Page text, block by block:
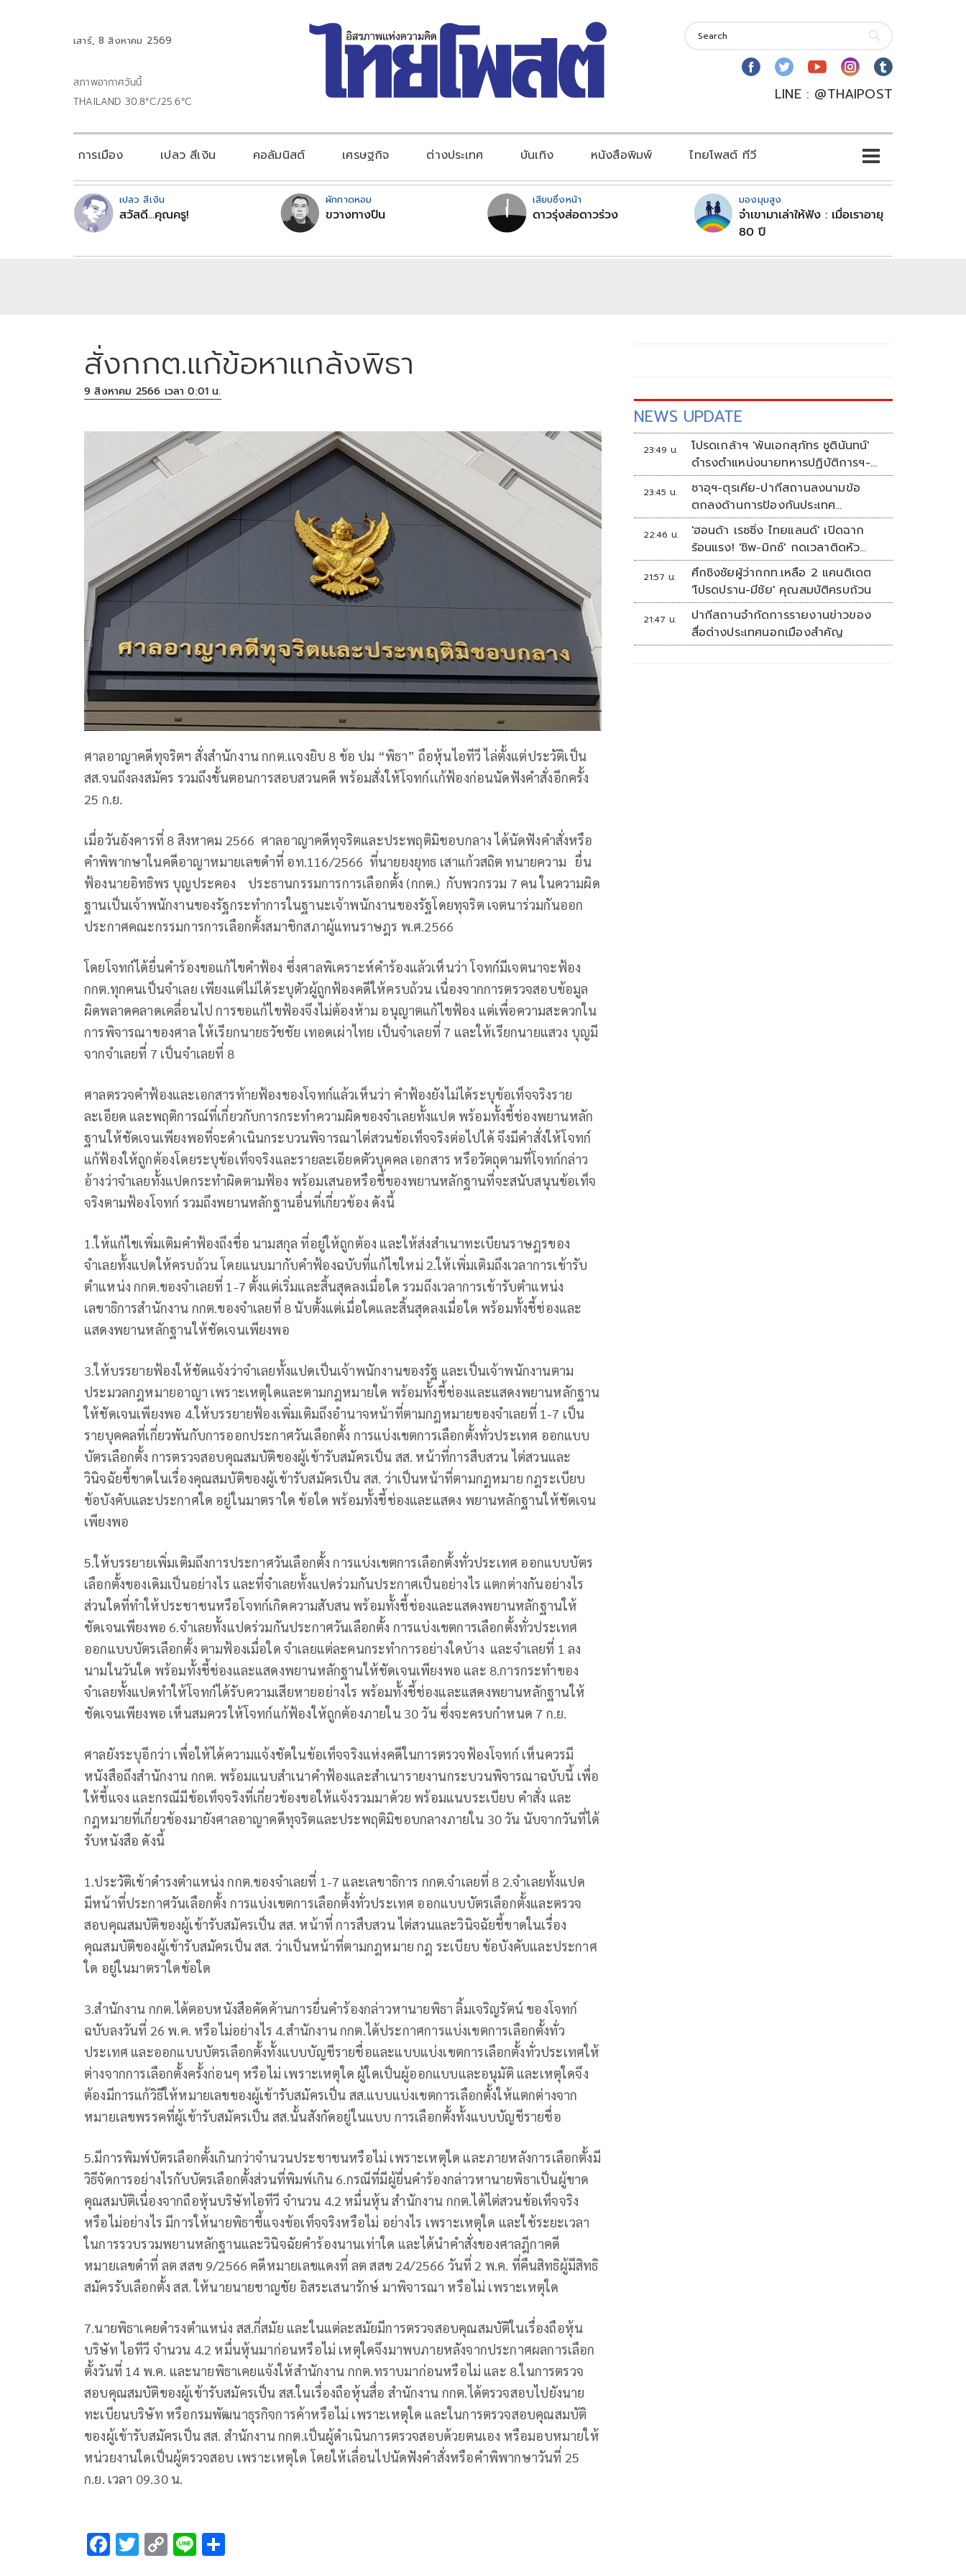
เสาร์, 8 สิงหาคม 2569
สภาพอากาศวันนี้
THAILAND 30.8°C/25.6°C
LINE : @THAIPOST
การเมือง เปลว สีเงิน คอลัมนิสต์ เศรษฐกิจ ต่างประเทศ บันเทิง หนังสือพิมพ์ ไทยโพสต์ ทีวี
เปลว สีเงิน
สวัสดี...คุณครู!
ผักกาดหอม
ขวางทางปืน
เสียบซึ่งหน้า
ดาวรุ่งส่อดาวร่วง
มองมุมสูง
จำเขามาเล่าให้ฟัง : เมื่อเราอายุ
80 ปี
สั่งกกต.แก้ข้อหาแกล้งพิธา
9 สิงหาคม 2566 เวลา 0:01 น.
ศาลอาญาคดีทุจริตฯ สั่งสำนักงาน กกต.เเจงยิบ 8 ข้อ ปม “พิธา” ถือหุ้นไอทีวี ไล่ตั้งแต่ประวัติเป็น
สส.จนถึงลงสมัคร รวมถึงขั้นตอนการสอบสวนคดี พร้อมสั่งให้โจทก์เเก้ฟ้องก่อนนัดฟังคำสั่งอีกครั้ง
25 ก.ย.
เมื่อวันอังคารที่ 8 สิงหาคม 2566 ศาลอาญาคดีทุจริตและประพฤติมิชอบกลาง ได้นัดฟังคำสั่งหรือ
คำพิพากษาในคดีอาญาหมายเลขดำที่ อท.116/2566 ที่นายยงยุทธ เสาแก้วสถิต ทนายความ ยื่น
ฟ้องนายอิทธิพร บุญประคอง ประธานกรรมการการเลือกตั้ง (กกต.) กับพวกรวม 7 คน ในความผิด
ฐานเป็นเจ้าพนักงานของรัฐกระทำการในฐานะเจ้าพนักงานของรัฐโดยทุจริต เจตนาร่วมกันออก
ประกาศคณะกรรมการการเลือกตั้งสมาชิกสภาผู้แทนราษฎร พ.ศ.2566
โดยโจทก์ได้ยื่นคําร้องขอแก้ไขคำฟ้อง ซึ่งศาลพิเคราะห์คำร้องแล้วเห็นว่า โจทก์มีเจตนาจะฟ้อง
กกต.ทุกคนเป็นจำเลย เพียงแต่ไม่ได้ระบุตัวผู้ถูกฟ้องคดีให้ครบถ้วน เนื่องจากการตรวจสอบข้อมูล
ผิดพลาดคลาดเคลื่อนไป การขอแก้ไขฟ้องจึงไม่ต้องห้าม อนุญาตแก้ไขฟ้อง แต่เพื่อความสะดวกใน
การพิจารณาของศาล ให้เรียกนายธวัชชัย เทอดเผ่าไทย เป็นจำเลยที่ 7 และให้เรียกนายแสวง บุญมี
จากจำเลยที่ 7 เป็นจำเลยที่ 8
ศาลตรวจคำฟ้องและเอกสารท้ายฟ้องของโจทก์แล้วเห็นว่า คำฟ้องยังไม่ได้ระบุข้อเท็จจริงราย
ละเอียด และพฤติการณ์ที่เกี่ยวกับการกระทำความผิดของจำเลยทั้งแปด พร้อมทั้งชี้ช่องพยานหลัก
ฐานให้ชัดเจนเพียงพอที่จะดำเนินกระบวนพิจารณาไต่สวนข้อเท็จจริงต่อไปได้ จึงมีคำสั่งให้โจทก์
แก้ฟ้องให้ถูกต้องโดยระบุข้อเท็จจริงและรายละเอียดตัวบุคคล เอกสาร หรือวัตถุตามที่โจทก์กล่าว
อ้างว่าจำเลยทั้งแปดกระทำผิดตามฟ้อง พร้อมเสนอหรือชี้ของพยานหลักฐานที่จะสนับสนุนข้อเท็จ
จริงตามฟ้องโจทก์ รวมถึงพยานหลักฐานอื่นที่เกี่ยวข้อง ดังนี้
1.ให้แก้ไขเพิ่มเติมคำฟ้องถึงชื่อ นามสกุล ที่อยู่ให้ถูกต้อง และให้ส่งสำเนาทะเบียนราษฎรของ
จำเลยทั้งแปดให้ครบถ้วน โดยแนบมากับคำฟ้องฉบับที่แก้ไขใหม่ 2.ให้เพิ่มเติมถึงเวลาการเข้ารับ
ตำแหน่ง กกต.ของจำเลยที่ 1-7 ตั้งแต่เริ่มและสิ้นสุดลงเมื่อใด รวมถึงเวลาการเข้ารับตำแหน่ง
เลขาธิการสำนักงาน กกต.ของจำเลยที่ 8 นับตั้งแต่เมื่อใดและสิ้นสุดลงเมื่อใด พร้อมทั้งชี้ช่องและ
แสดงพยานหลักฐานให้ชัดเจนเพียงพอ
3.ให้บรรยายฟ้องให้ชัดแจ้งว่าจำเลยทั้งแปดเป็นเจ้าพนักงานของรัฐ และเป็นเจ้าพนักงานตาม
ประมวลกฎหมายอาญา เพราะเหตุใดและตามกฎหมายใด พร้อมทั้งชี้ช่องและแสดงพยานหลักฐาน
ให้ชัดเจนเพียงพอ 4.ให้บรรยายฟ้องเพิ่มเติมถึงอำนาจหน้าที่ตามกฎหมายของจำเลยที่ 1-7 เป็น
รายบุคคลที่เกี่ยวพันกับการออกประกาศวันเลือกตั้ง การแบ่งเขตการเลือกตั้งทั่วประเทศ ออกแบบ
บัตรเลือกตั้ง การตรวจสอบคุณสมบัติของผู้เข้ารับสมัครเป็น สส. หน้าที่การสืบสวน ไต่สวนและ
วินิจฉัยชี้ขาดในเรื่องคุณสมบัติของผู้เข้ารับสมัครเป็น สส. ว่าเป็นหน้าที่ตามกฎหมาย กฎระเบียบ
ข้อบังคับและประกาศใด อยู่ในมาตราใด ข้อใด พร้อมทั้งชี้ช่องและแสดง พยานหลักฐานให้ชัดเจน
เพียงพอ
5.ให้บรรยายเพิ่มเติมถึงการประกาศวันเลือกตั้ง การแบ่งเขตการเลือกตั้งทั่วประเทศ ออกแบบบัตร
เลือกตั้งของเดิมเป็นอย่างไร และที่จำเลยทั้งแปดร่วมกันประกาศเป็นอย่างไร แตกต่างกันอย่างไร
ส่วนใดที่ทำให้ประชาชนหรือโจทก์เกิดความสับสน พร้อมทั้งชี้ช่องและแสดงพยานหลักฐานให้
ชัดเจนเพียงพอ 6.จำเลยทั้งแปดร่วมกันประกาศวันเลือกตั้ง การแบ่งเขตการเลือกตั้งทั่วประเทศ
ออกแบบบัตรเลือกตั้ง ตามฟ้องเมื่อใด จำเลยแต่ละคนกระทำการอย่างใดบ้าง และจำเลยที่ 1 ลง
นามในวันใด พร้อมทั้งชี้ช่องและแสดงพยานหลักฐานให้ชัดเจนเพียงพอ และ 8.การกระทำของ
จำเลยทั้งแปดทำให้โจทก์ได้รับความเสียหายอย่างไร พร้อมทั้งชี้ช่องและแสดงพยานหลักฐานให้
ชัดเจนเพียงพอ เห็นสมควรให้โจทก์แก้ฟ้องให้ถูกต้องภายใน 30 วัน ซึ่งจะครบกำหนด 7 ก.ย.
ศาลยังระบุอีกว่า เพื่อให้ได้ความแจ้งชัดในข้อเท็จจริงแห่งคดีในการตรวจฟ้องโจทก์ เห็นควรมี
หนังสือถึงสํานักงาน กกต. พร้อมแนบสำเนาคำฟ้องและสำเนารายงานกระบวนพิจารณาฉบับนี้ เพื่อ
ให้ชี้แจง และกรณีมีข้อเท็จจริงที่เกี่ยวข้องขอให้แจ้งรวมมาด้วย พร้อมแนบระเบียบ คำสั่ง และ
กฎหมายที่เกี่ยวข้องมายังศาลอาญาคดีทุจริตและประพฤติมิชอบกลางภายใน 30 วัน นับจากวันที่ได้
รับหนังสือ ดังนี้
1.ประวัติเข้าดำรงตำแหน่ง กกต.ของจำเลยที่ 1-7 และเลขาธิการ กกต.จำเลยที่ 8 2.จำเลยทั้งแปด
มีหน้าที่ประกาศวันเลือกตั้ง การแบ่งเขตการเลือกตั้งทั่วประเทศ ออกแบบบัตรเลือกตั้งและตรวจ
สอบคุณสมบัติของผู้เข้ารับสมัครเป็น สส. หน้าที่ การสืบสวน ไต่สวนและวินิจฉัยชี้ขาดในเรื่อง
คุณสมบัติของผู้เข้ารับสมัครเป็น สส. ว่าเป็นหน้าที่ตามกฎหมาย กฎ ระเบียบ ข้อบังคับและประกาศ
ใด อยู่ในมาตราใดข้อใด
3.สํานักงาน กกต.ได้ตอบหนังสือคัดค้านการยื่นคําร้องกล่าวหานายพิธา ลิ้มเจริญรัตน์ ของโจทก์
ฉบับลงวันที่ 26 พ.ค. หรือไม่อย่างไร 4.สํานักงาน กกต.ได้ประกาศการแบ่งเขตการเลือกตั้งทั่ว
ประเทศ และออกแบบบัตรเลือกตั้งทั้งแบบบัญชีรายชื่อและแบบแบ่งเขตการเลือกตั้งทั่วประเทศให้
ต่างจากการเลือกตั้งครั้งก่อนๆ หรือไม่ เพราะเหตุใด ผู้ใดเป็นผู้ออกแบบและอนุมัติ และเหตุใดจึง
ต้องมีการแก้วิธีให้หมายเลขของผู้เข้ารับสมัครเป็น สส.แบบแบ่งเขตการเลือกตั้งให้แตกต่างจาก
หมายเลขพรรคที่ผู้เข้ารับสมัครเป็น สส.นั้นสังกัดอยู่ในแบบ การเลือกตั้งทั้งแบบบัญชีรายชื่อ
5.มีการพิมพ์บัตรเลือกตั้งเกินกว่าจำนวนประชาชนหรือไม่ เพราะเหตุใด และภายหลังการเลือกตั้งมี
วิธีจัดการอย่างไรกับบัตรเลือกตั้งส่วนที่พิมพ์เกิน 6.กรณีที่มีผู้ยื่นคำร้องกล่าวหานายพิธาเป็นผู้ขาด
คุณสมบัติเนื่องจากถือหุ้นบริษัทไอทีวี จำนวน 4.2 หมื่นหุ้น สำนักงาน กกต.ได้ไต่สวนข้อเท็จจริง
หรือไม่อย่างไร มีการให้นายพิธาชี้แจงข้อเท็จจริงหรือไม่ อย่างไร เพราะเหตุใด และใช้ระยะเวลา
ในการรวบรวมพยานหลักฐานและวินิจฉัยคำร้องนานเท่าใด และได้นำคำสั่งของศาลฎีกาคดี
หมายเลขดำที่ ลต สสข 9/2566 คดีหมายเลขแดงที่ ลต สสข 24/2566 วันที่ 2 พ.ค. ที่คืนสิทธิผู้มีสิทธิ
สมัครรับเลือกตั้ง สส. ให้นายนายชาญชัย อิสระเสนารักษ์ มาพิจารณา หรือไม่ เพราะเหตุใด
7.นายพิธาเคยดำรงตำแหน่ง สส.กี่สมัย และในแต่ละสมัยมีการตรวจสอบคุณสมบัติในเรื่องถือหุ้น
บริษัท ไอทีวี จำนวน 4.2 หมื่นหุ้นมาก่อนหรือไม่ เหตุใดจึงมาพบภายหลังจากประกาศผลการเลือก
ตั้งวันที่ 14 พ.ค. และนายพิธาเคยแจ้งให้สำนักงาน กกต.ทราบมาก่อนหรือไม่ และ 8.ในการตรวจ
สอบคุณสมบัติของผู้เข้ารับสมัครเป็น สส.ในเรื่องถือหุ้นสื่อ สำนักงาน กกต.ได้ตรวจสอบไปยังนาย
ทะเบียนบริษัท หรือกรมพัฒนาธุรกิจการค้าหรือไม่ เพราะเหตุใด และในการตรวจสอบคุณสมบัติ
ของผู้เข้ารับสมัครเป็น สส. สำนักงาน กกต.เป็นผู้ดำเนินการตรวจสอบด้วยตนเอง หรือมอบหมายให้
หน่วยงานใดเป็นผู้ตรวจสอบ เพราะเหตุใด โดยให้เลื่อนไปนัดฟังคำสั่งหรือคําพิพากษาวันที่ 25
ก.ย. เวลา 09.30 น.
F T C Li
NEWS UPDATE
23:49 น.
โปรดเกล้าฯ 'พันเอกสุภัทร ชูตินันทน์'
ดำรงตำแหน่งนายทหารปฏิบัติการฯ-
พระราชทานยศ 'พลตรี'
23:45 น.
ซาอุฯ-ตุรเคีย-ปากีสถานลงนามข้อ
ตกลงด้านการป้องกันประเทศ
ท่ามกลางสงครามในภูมิภาค
22:46 น.
'ฮอนด้า เรซซิ่ง ไทยแลนด์' เปิดฉาก
ร้อนแรง! 'ชิพ-มิกซ์' กดเวลาติดหัว
แถว ARRC สนาม 4 ที่มัลดาลิกา
21:57 น.
ศึกชิงชัยผู้ว่ากกท.เหลือ 2 แคนดิเดต
'โปรดปราน-มีชัย' คุณสมบัติครบถ้วน
21:47 น.
ปากีสถานจำกัดการรายงานข่าวของ
สื่อต่างประเทศนอกเมืองสำคัญ